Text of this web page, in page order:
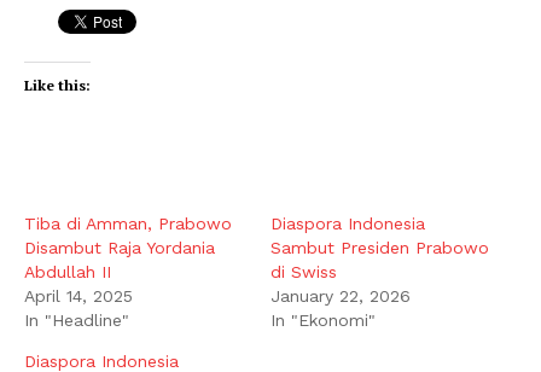
Like this:
Tiba di Amman, Prabowo
Disambut Raja Yordania
Abdullah II
April 14, 2025
In "Headline"
Diaspora Indonesia
Sambut Presiden Prabowo
di Swiss
January 22, 2026
In "Ekonomi"
Diaspora Indonesia